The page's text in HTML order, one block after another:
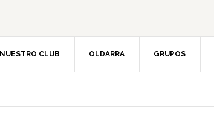
NUESTRO CLUB OLDARRA GRUPOS